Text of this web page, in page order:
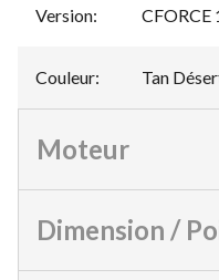
Version: CFORCE
Couleur: Tan
Moteur
Dimension /